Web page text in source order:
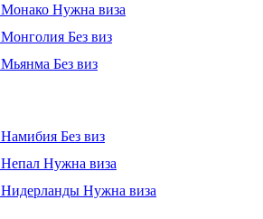
Монако Нужна виза
Монголия Без виз
Мьянма Без виз
Намибия Без виз
Непал Нужна виза
Нидерланды Нужна виза